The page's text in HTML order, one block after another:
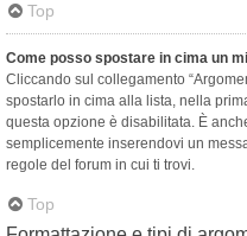
Top
Come posso spostare in cima un
Cliccando sul collegamento
spostarlo in cima alla lista, nella
questa opzione è disabilitata. È
semplicemente inserendovi un
regole del forum in cui ti trovi.
Top